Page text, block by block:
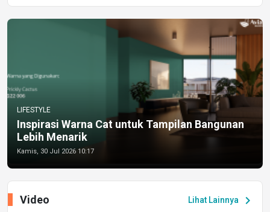
LIFESTYLE
Inspirasi Warna Cat untuk Tampilan Bangunan
Lebih Menarik
Kamis, 30 Jul 2026 10:17
Lihat Lainnya chevron_right
Video